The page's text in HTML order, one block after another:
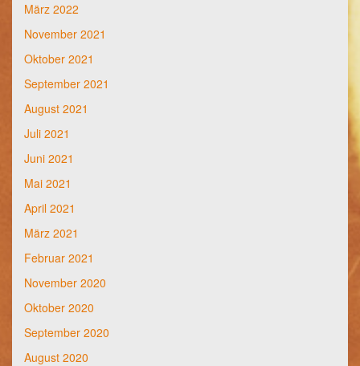
März 2022
November 2021
Oktober 2021
September 2021
August 2021
Juli 2021
Juni 2021
Mai 2021
April 2021
März 2021
Februar 2021
November 2020
Oktober 2020
September 2020
August 2020